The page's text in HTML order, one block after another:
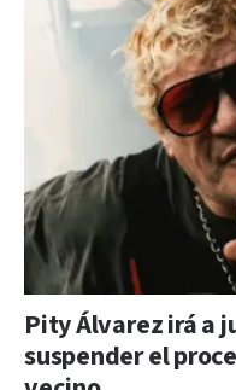
Pity Álvarez irá a
suspender el